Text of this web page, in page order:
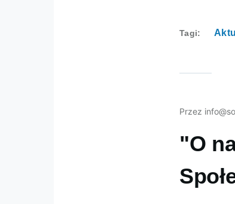
Tagi
Przez
"O